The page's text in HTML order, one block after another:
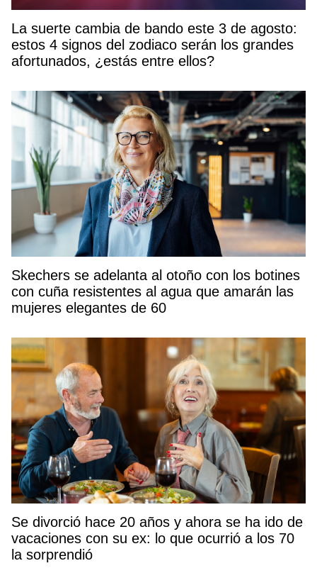
La suerte cambia de bando este 3 de agosto:
estos 4 signos del zodiaco serán los grandes
afortunados, ¿estás entre ellos?
Skechers se adelanta al otoño con los botines
con cuña resistentes al agua que amarán las
mujeres elegantes de 60
Se divorció hace 20 años y ahora se ha ido de
vacaciones con su ex: lo que ocurrió a los 70
la sorprendió